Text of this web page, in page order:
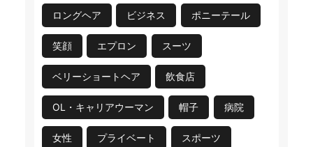
ロングヘア ビジネス ポニーテール
笑顔 エプロン スーツ
ベリーショートヘア 飲食店
OL・キャリアウーマン 帽子 病院
女性 プライベート スポーツ